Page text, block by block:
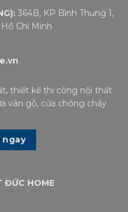
364B, KP Bình Thung 1,
Chí Minh
thiết kế thi công nội thất
vân gỗ, cửa chống cháy
ngay
ĐỨC HOME